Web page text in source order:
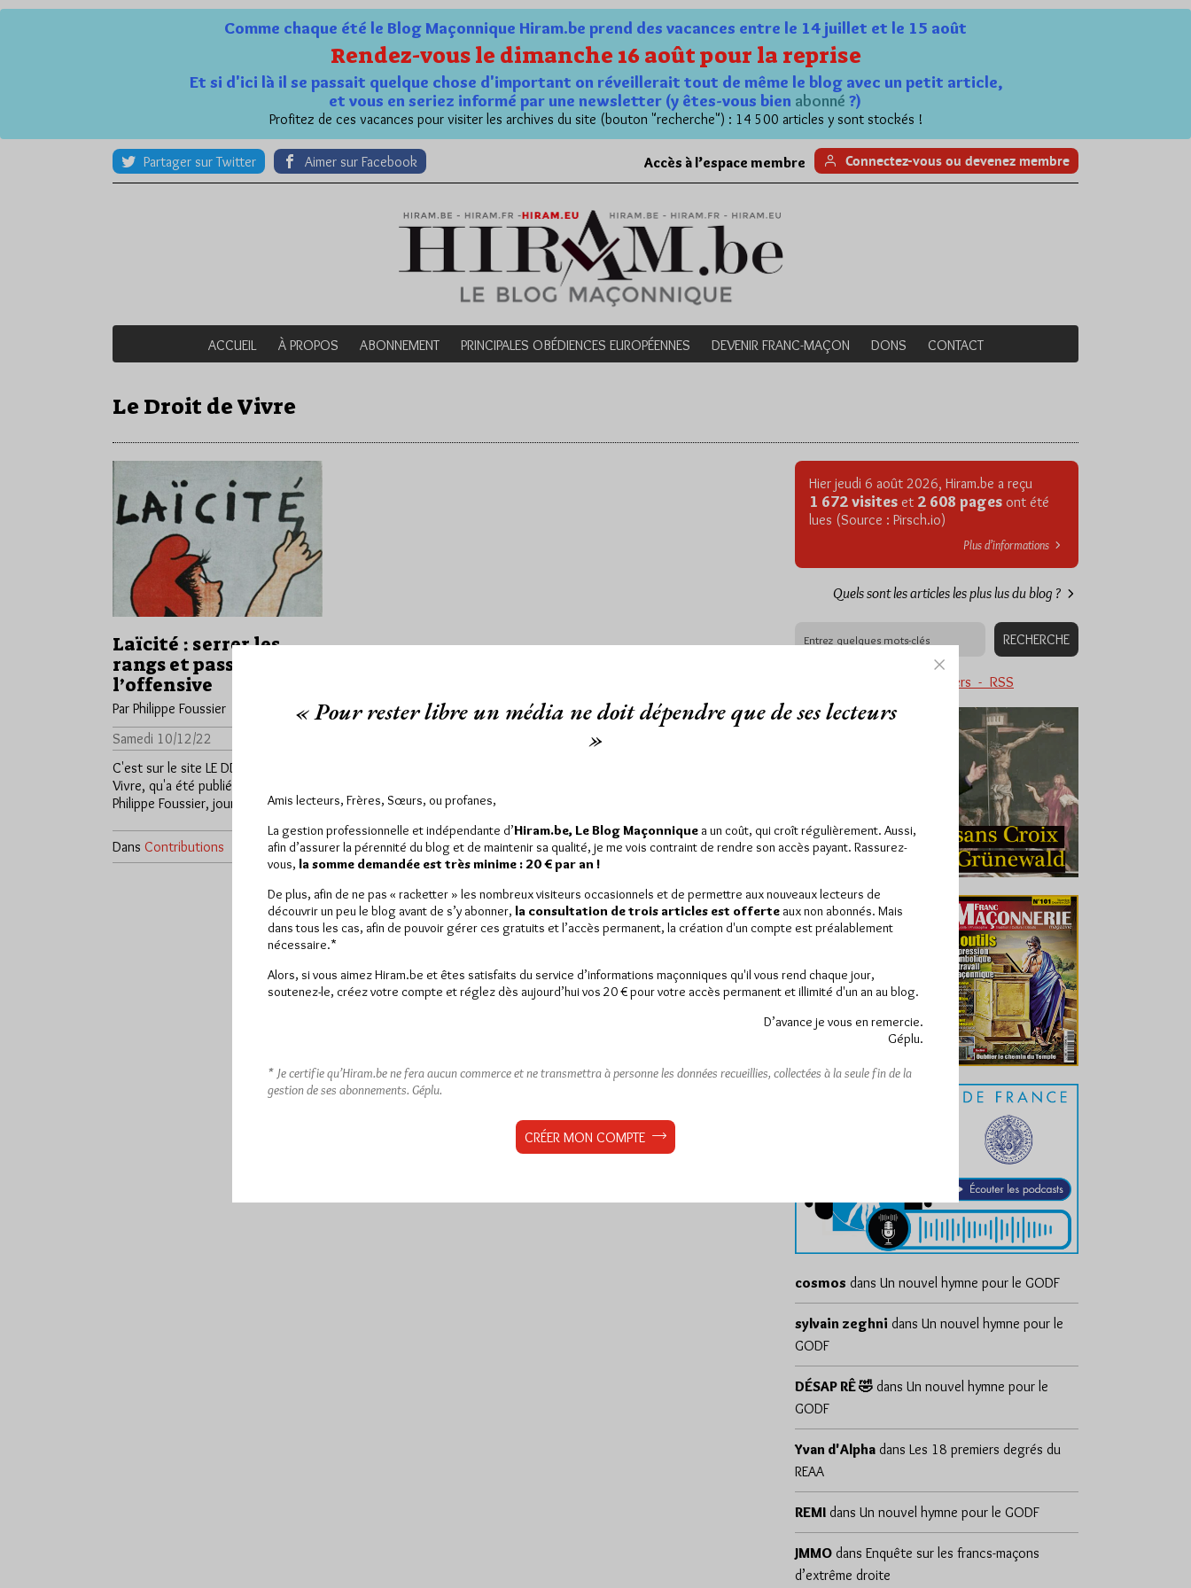
Comme chaque été le Blog Maçonnique Hiram.be prend des vacances entre le 14 juillet et le 15 août
Rendez-vous le dimanche 16 août pour la reprise
Et si d'ici là il se passait quelque chose d'important on réveillerait tout de même le blog avec un petit article,
et vous en seriez informé par une newsletter (y êtes-vous bien abonné ?)
Profitez de ces vacances pour visiter les archives du site (bouton "recherche") : 14 500 articles y sont stockés !
Partager sur Twitter Aimer sur Facebook Accès à l’espace membre Connectez-vous ou devenez membre
ACCUEIL À PROPOS ABONNEMENT PRINCIPALES OBÉDIENCES EUROPÉENNES DEVENIR FRANC-MAÇON DONS CONTACT
Le Droit de Vivre
Laïcité : serrer les
rangs et passer à
l’offensive
Par Philippe Foussier
Samedi 10/12/22
C'est sur le site LE DDV, Le Droit de
Vivre, qu'a été publié cet article de
Philippe Foussier, journaliste et…
Dans Contributions 0 commentaire
Hier jeudi 6 août 2026, Hiram.be a reçu
1 672 visites et 2 608 pages ont été
lues (Source : Pirsch.io)
Plus d’informations
Quels sont les articles les plus lus du blog ?
Abonnement aux Newsletters - RSS
cosmos dans Un nouvel hymne pour le GODF
sylvain zeghni dans Un nouvel hymne pour le
GODF
DÉSAP RÊ 🤣 dans Un nouvel hymne pour le
GODF
Yvan d'Alpha dans Les 18 premiers degrés du
REAA
REMI dans Un nouvel hymne pour le GODF
JMMO dans Enquête sur les francs-maçons
d’extrême droite
« Pour rester libre un média ne doit dépendre que de ses lecteurs
»
Amis lecteurs, Frères, Sœurs, ou profanes,
La gestion professionnelle et indépendante d’Hiram.be, Le Blog Maçonnique a un coût, qui croît régulièrement. Aussi,
afin d’assurer la pérennité du blog et de maintenir sa qualité, je me vois contraint de rendre son accès payant. Rassurez-
vous, la somme demandée est très minime : 20 € par an !
De plus, afin de ne pas « racketter » les nombreux visiteurs occasionnels et de permettre aux nouveaux lecteurs de
découvrir un peu le blog avant de s’y abonner, la consultation de trois articles est offerte aux non abonnés. Mais
dans tous les cas, afin de pouvoir gérer ces gratuits et l’accès permanent, la création d'un compte est préalablement
nécessaire.*
Alors, si vous aimez Hiram.be et êtes satisfaits du service d’informations maçonniques qu'il vous rend chaque jour,
soutenez-le, créez votre compte et réglez dès aujourd’hui vos 20 € pour votre accès permanent et illimité d'un an au blog.
D’avance je vous en remercie.
Géplu.
* Je certifie qu’Hiram.be ne fera aucun commerce et ne transmettra à personne les données recueillies, collectées à la seule fin de la
gestion de ses abonnements. Géplu.
CRÉER MON COMPTE